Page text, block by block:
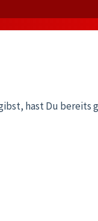
hast Du bereits